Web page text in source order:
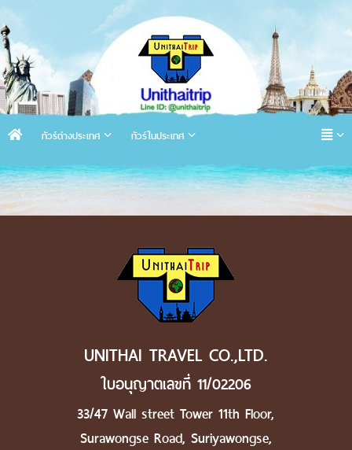
ทัวร์ต่างประเทศ ทัวร์ในประเทศ
UNITHAI TRAVEL CO.,LTD.
ใบอนุญาตเลขที่ 11/02206
33/47 Wall street Tower 11th Floor,
Surawongse Road, Suriyawongse,